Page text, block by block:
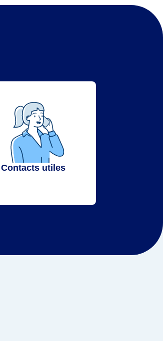
Contacts utiles